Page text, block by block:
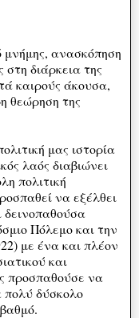
μνήμης, ανασκόπηση
στη διάρκεια της
καιρούς άκουσα,
θεώρηση της
μας ιστορία
λαός διαβιώνει
πολιτική
να εξέλθει
δεινοπαθούσα
Πόλεμο και την
με ένα και πλέον
και
προσπαθούσε να
πολύ δύσκολο